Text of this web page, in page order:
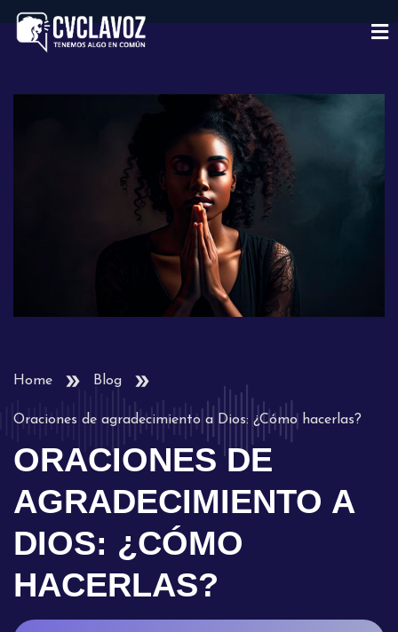
Home Blog
Oraciones de agradecimiento a Dios: ¿Cómo hacerlas?
ORACIONES DE
AGRADECIMIENTO A
DIOS: ¿CÓMO
HACERLAS?